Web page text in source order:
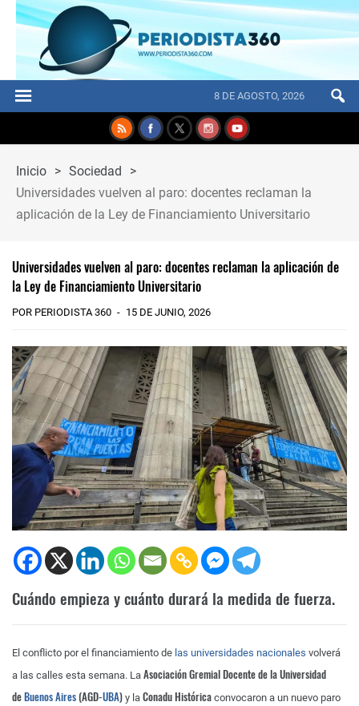
8 DE AGOSTO, 2026
Inicio > Sociedad
>
Universidades vuelven al paro: docentes reclaman la
aplicación de la Ley de Financiamiento Universitario
Universidades vuelven al paro: docentes reclaman la aplicación de
la Ley de Financiamiento Universitario
POR PERIODISTA 360 15 DE JUNIO, 2026
Cuándo empieza y cuánto durará la medida de fuerza.
El conflicto por el financiamiento de las universidades nacionales volverá
a las calles esta semana. La Asociación Gremial Docente de la Universidad
deBuenos Aires (AGD-UBA) y la Conadu Histórica convocaron a un nuevo paro